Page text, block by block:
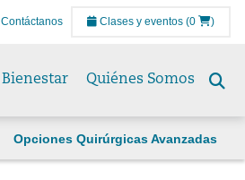
Contáctanos Clases y eventos (0 )
Bienestar Quiénes Somos
Opciones Quirúrgicas Avanzadas